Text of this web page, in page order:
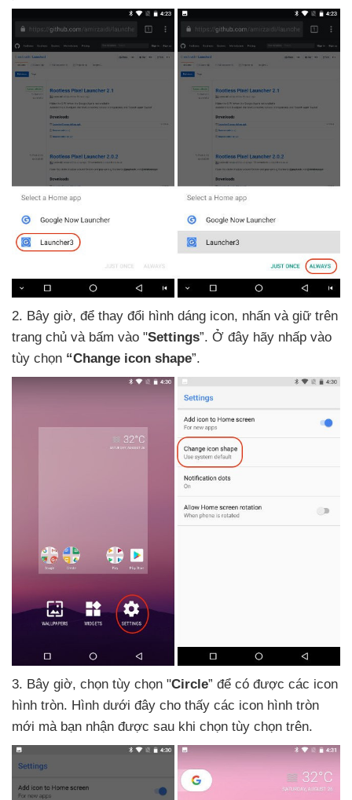
2. Bây giờ, để thay đổi hình dáng icon, nhấn và giữ trên
trang chủ và bấm vào "Settings”. Ở đây hãy nhấp vào
tùy chọn “Change icon shape”.
3. Bây giờ, chọn tùy chọn "Circle” để có được các icon
hình tròn. Hình dưới đây cho thấy các icon hình tròn
mới mà bạn nhận được sau khi chọn tùy chọn trên.